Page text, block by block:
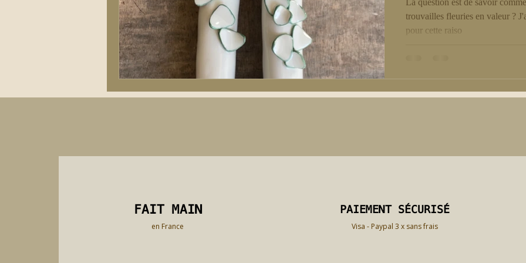
La question est de savoir
trouvailles fleuries en valeur ?
pour cette raiso
FAIT MAIN
FAIT MAIN
en France
PAIEMENT SÉCURISÉ
PAIEMENT SÉCURISÉ
Visa - Paypal 3 x sans frais